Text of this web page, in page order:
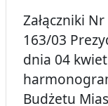
Załączniki
163/03
dnia 04
Budżetu